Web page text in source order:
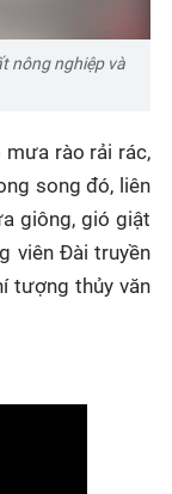
nông nghiệp và
mưa rào rải rác,
song đó, liên
giông, gió giật
viên Đài truyền
tượng thủy văn